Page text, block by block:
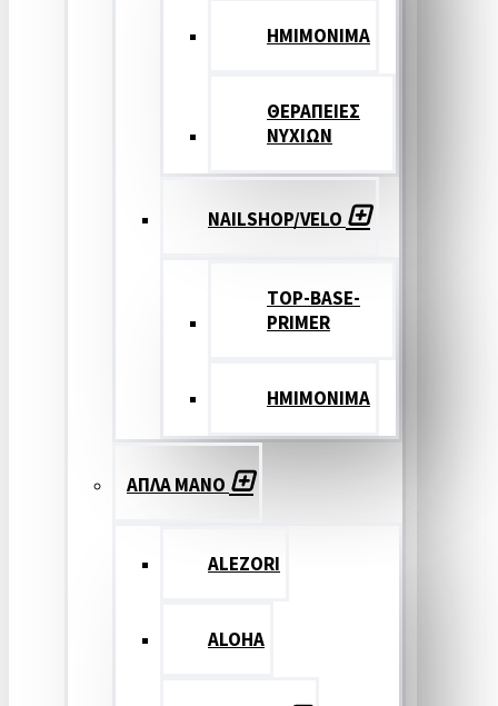
ΗΜΙΜΟΝΙΜΑ
ΘΕΡΑΠΕΙΕΣ
ΝΥΧΙΩΝ
NAILSHOP/VELO
TOP-BASE-
PRIMER
ΗΜΙΜΟΝΙΜΑ
ΑΠΛΑ ΜΑΝΟ
ALEZORI
ALOHA